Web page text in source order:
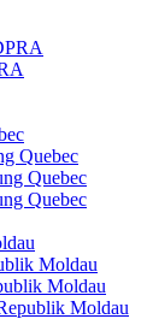
Quebec
Quebec
Quebec
Moldau
Moldau
Moldau